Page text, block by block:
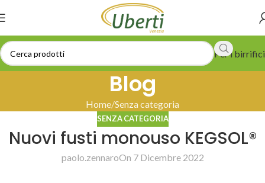
Per i birrifici
Blog
Home Senza categoria
SENZA CATEGORIA
Nuovi fusti monouso KEGSOL®
paolo.zennaroOn 7 Dicembre 2022